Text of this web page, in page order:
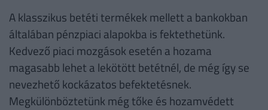
A klasszikus betéti termékek mellett a bankokban
általában pénzpiaci alapokba is fektethetünk.
Kedvező piaci mozgások esetén a hozama
magasabb lehet a lekötött betétnél, de még így se
nevezhető kockázatos befektetésnek.
Megkülönböztetünk még tőke és hozamvédett